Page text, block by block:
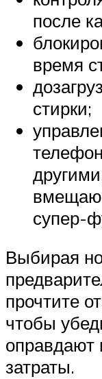
после
время
стирки;
супер-
Выбирая
прочтите
чтобы
затраты.